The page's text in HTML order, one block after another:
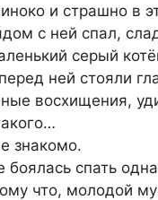
и страшно в
с ней спал,
серый
ней стояли
восхищения,
знакомо.
спать
что, молодой